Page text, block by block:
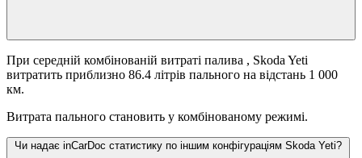
При середній комбінованій витраті палива , Skoda Yeti
витратить приблизно 86.4 літрів пального на відстань 1 000
км.
Витрата пального становить у комбінованому режимі.
Чи надає inCarDoc статистику по іншим конфігураціям Skoda Yeti?